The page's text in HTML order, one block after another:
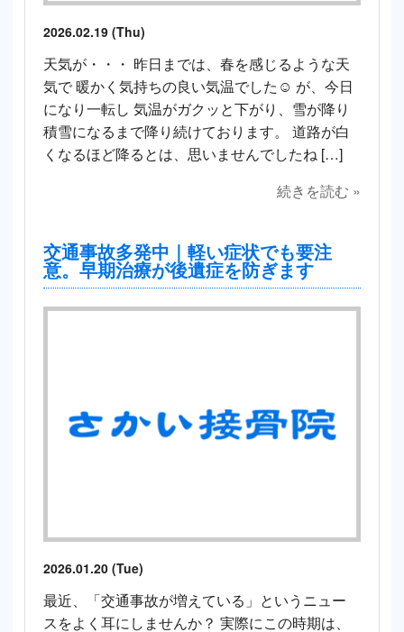
2026.02.19 (Thu)
天気が・・・ 昨日までは、春を感じるような天
気で 暖かく気持ちの良い気温でした☺️ が、今日
になり一転し 気温がガクッと下がり、雪が降り
積雪になるまで降り続けております。 道路が白
くなるほど降るとは、思いませんでしたね […]
続きを読む »
交通事故多発中｜軽い症状でも要注
意。早期治療が後遺症を防ぎます
2026.01.20 (Tue)
最近、「交通事故が増えている」というニュー
スをよく耳にしませんか？ 実際にこの時期は、